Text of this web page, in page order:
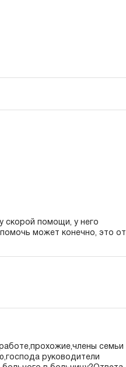
скорой помощи, у него
может конечно, это от
семьи
руководители